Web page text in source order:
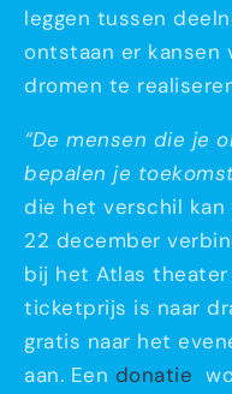
leggen tussen
ontstaan er kansen
dromen te
“De mensen die je
bepalen je
die het verschil kan
22 december
bij het Atlas
ticketprijs is naar
gratis naar het
aan. Een donatie